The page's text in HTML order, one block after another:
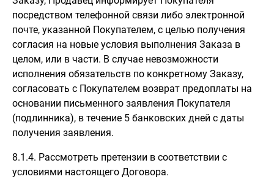
посредством телефонной связи либо электронной
почте, указанной Покупателем, с целью получения
согласия на новые условия выполнения Заказа в
целом, или в части. В случае невозможности
исполнения обязательств по конкретному Заказу,
согласовать с Покупателем возврат предоплаты на
основании письменного заявления Покупателя
(подлинника), в течение 5 банковских дней с даты
получения заявления.
8.1.4. Рассмотреть претензии в соответствии с
условиями настоящего Договора.